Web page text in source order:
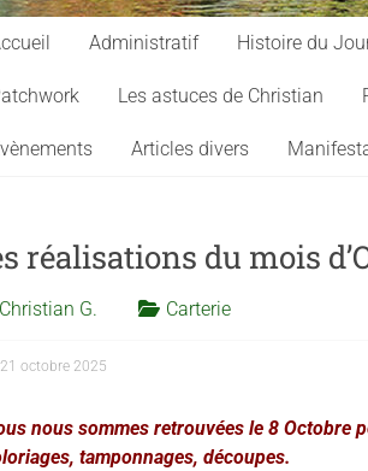
Administratif Histoire du
Les astuces de Christian
Articles divers
réalisations du mois
Christian G. Carterie
21 octobre 2025
nous sommes retrouvées le 8 Octobre
tamponnages, découpes.